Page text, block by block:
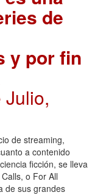
de
y por fin
Julio,
de streaming,
a contenido
ficción, se lleva
o For All
de sus grandes